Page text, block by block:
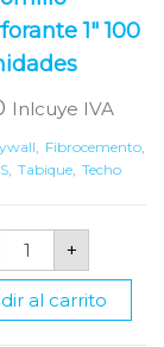
1″ 100
Inlcuye IVA
, Fibrocemento,
, Tabique, Techo
Tornillo
1"
100
unidades
cantidad
+
al carrito